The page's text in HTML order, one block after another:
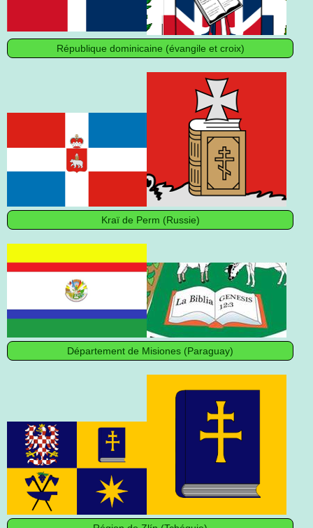
République dominicaine (évangile et croix)
Kraï de Perm (Russie)
Département de Misiones (Paraguay)